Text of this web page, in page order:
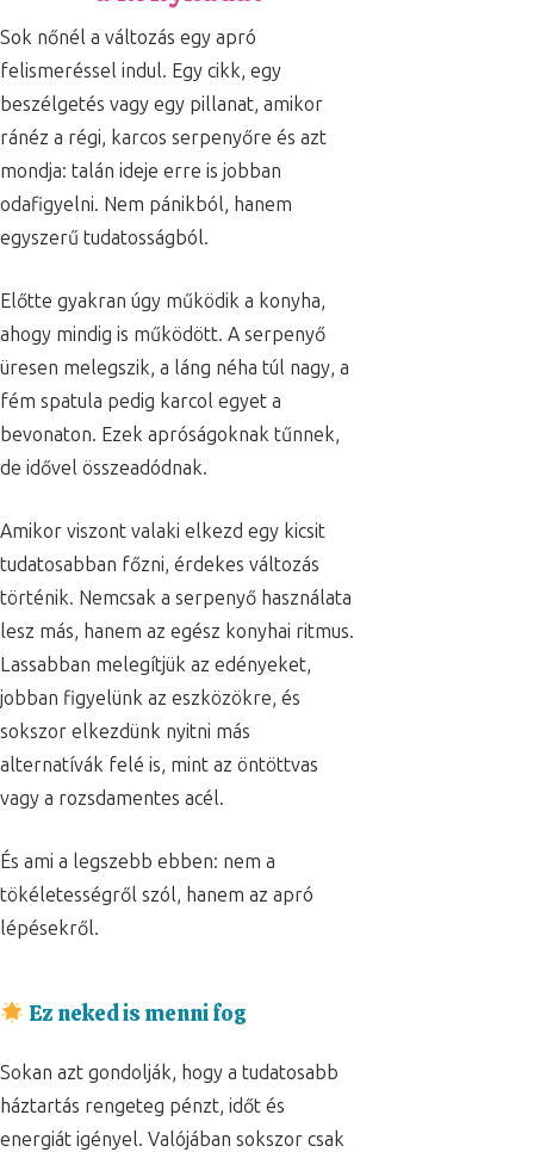
Sok nőnél a változás egy apró
felismeréssel indul. Egy cikk, egy
beszélgetés vagy egy pillanat, amikor
ránéz a régi, karcos serpenyőre és azt
mondja: talán ideje erre is jobban
odafigyelni. Nem pánikból, hanem
egyszerű tudatosságból.
Előtte gyakran úgy működik a konyha,
ahogy mindig is működött. A serpenyő
üresen melegszik, a láng néha túl nagy, a
fém spatula pedig karcol egyet a
bevonaton. Ezek apróságoknak tűnnek,
de idővel összeadódnak.
Amikor viszont valaki elkezd egy kicsit
tudatosabban főzni, érdekes változás
történik. Nemcsak a serpenyő használata
lesz más, hanem az egész konyhai ritmus.
Lassabban melegítjük az edényeket,
jobban figyelünk az eszközökre, és
sokszor elkezdünk nyitni más
alternatívák felé is, mint az öntöttvas
vagy a rozsdamentes acél.
És ami a legszebb ebben: nem a
tökéletességről szól, hanem az apró
lépésekről.
Ez neked is menni fog
Sokan azt gondolják, hogy a tudatosabb
háztartás rengeteg pénzt, időt és
energiát igényel. Valójában sokszor csak